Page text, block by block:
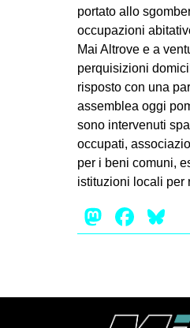
ARTE
ESTREMO
portato allo
occupazioni
Mai Altrove e a
perquisizioni
risposto con una
assemblea oggi
sono intervenuti
occupati,
per i beni comuni,
istituzioni locali